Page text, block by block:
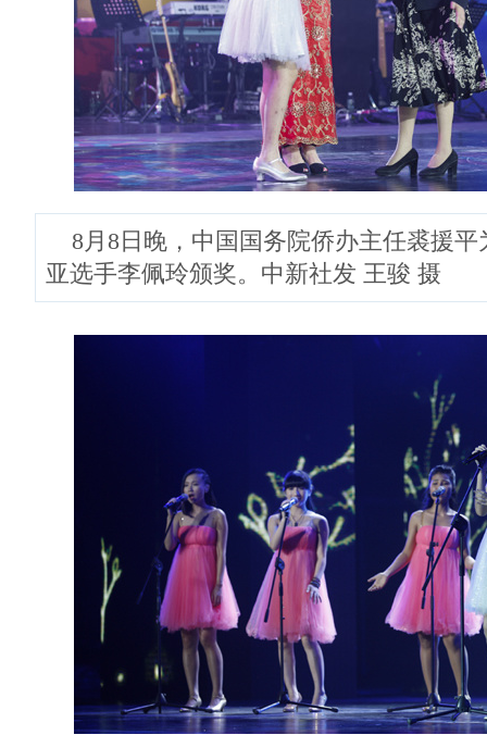
8月8日晚，中国国务院侨办主任裘援平
亚选手李佩玲颁奖。中新社发 王骏 摄